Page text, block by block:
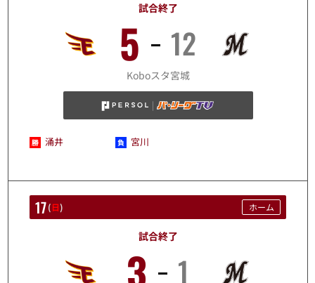
8/16
試合終了
5 12
Koboスタ宮城
涌井 宮川
17(日) ホーム
試合終了
3 1